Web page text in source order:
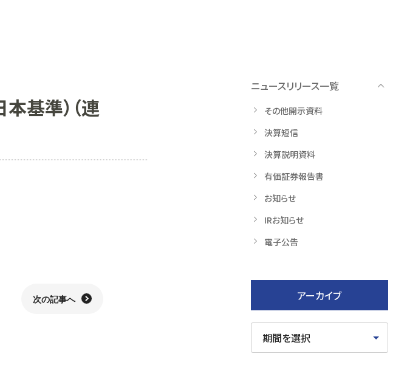
基準）（連
次の記事へ
ニュースリリース一覧
その他開示資料
決算短信
決算説明資料
有価証券報告書
お知らせ
IRお知らせ
電子公告
アーカイブ